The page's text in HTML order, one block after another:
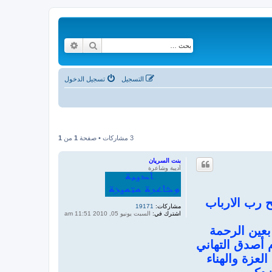
بحث
تسجيل الدخول التسجيل
3 مشاركات • صفحة 1 من 1
بنت السريان
أديبة وشاعرة
مشاركات: 19171
اشترك في: السبت يونيو 05, 2010 11:51 am
رب الارباب
الرحمة
أصدق التهاني
والهناء